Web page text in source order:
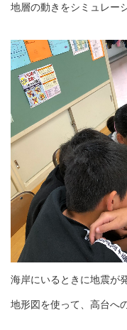
地層の動きをシミュレー
海岸にいるときに地震が
地形図を使って、高台へ